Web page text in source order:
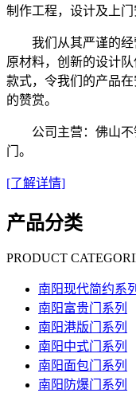
制作工程，设计及上门
我们从其严谨的
原材料，创新的设计
款式，令我们的产品
的赞赏。
公司主营：佛山
门。
[了解详情]
产品分类
PRODUCT
南阳现代简约系列
南阳富贵门系列
南阳港版门系列
南阳中式门系列
南阳面包门系列
南阳防爆门系列